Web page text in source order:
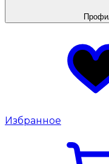
Избранное